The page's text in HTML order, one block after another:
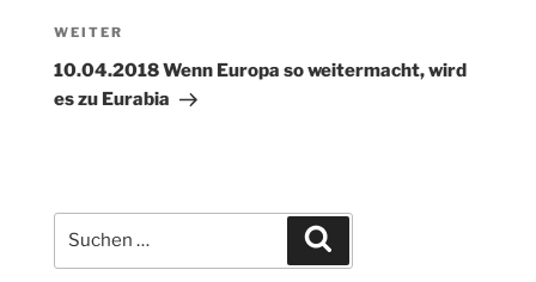
Nächster
Beitrag
WEITER
10.04.2018 Wenn Europa so weitermacht, wird
es zu Eurabia
nach: